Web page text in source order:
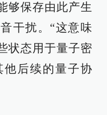
够保存由此产生
干扰。“这意味
状态用于量子密
后续的量子协